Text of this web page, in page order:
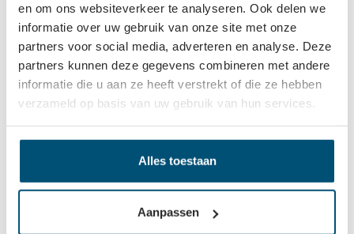
en om ons websiteverkeer te analyseren. Ook delen we
informatie over uw gebruik van onze site met onze
partners voor social media, adverteren en analyse. Deze
partners kunnen deze gegevens combineren met andere
informatie die u aan ze heeft verstrekt of die ze hebben
verzameld op basis van uw gebruik van hun services.
Alles toestaan
Aanpassen
Vaak samen gekocht